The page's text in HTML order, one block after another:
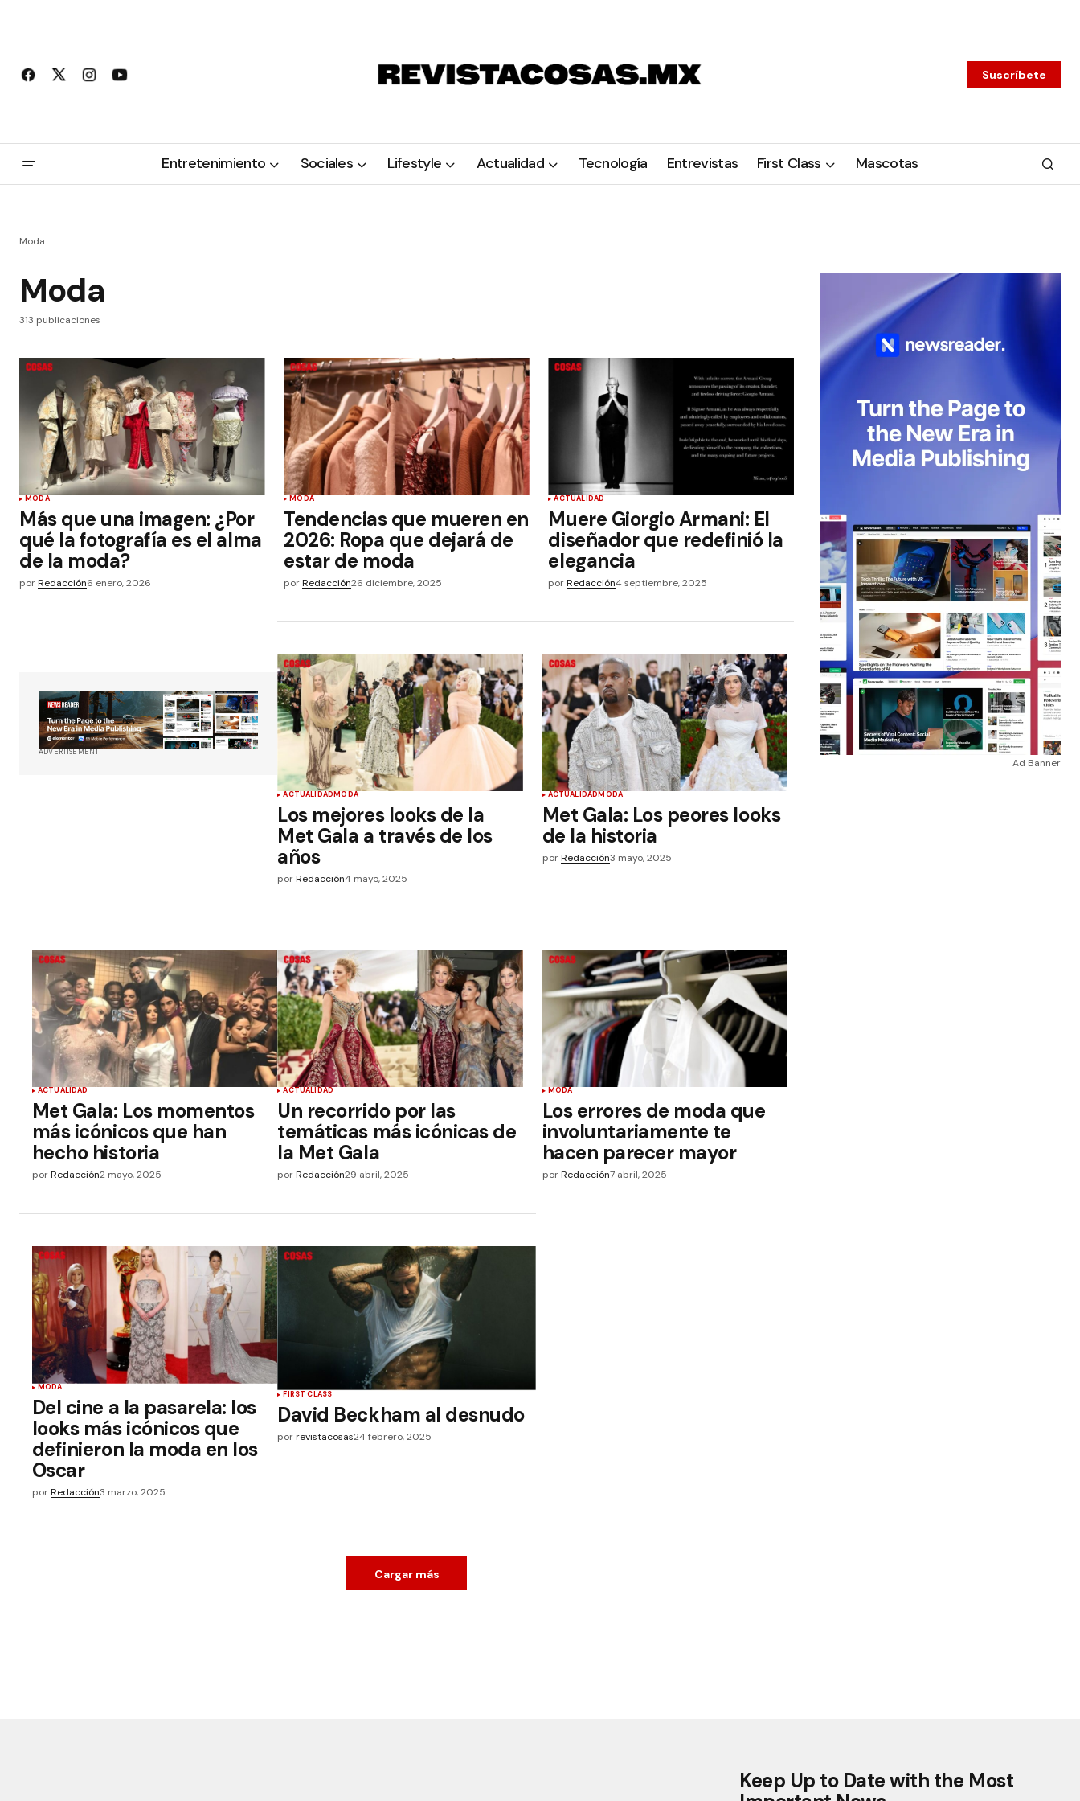
Suscríbete
Entretenimiento Sociales Lifestyle Actualidad Tecnología Entrevistas First Class Mascotas
Moda
Moda
313 publicaciones
MODA
Más que una imagen: ¿Por
qué la fotografía es el alma
de la moda?
porRedacción6 enero, 2026
MODA
Tendencias que mueren en
2026: Ropa que dejará de
estar de moda
por Redacción26 diciembre, 2025
ACTUALIDAD
Muere Giorgio Armani: El
diseñador que redefinió la
elegancia
por Redacción4 septiembre, 2025
ADVERTISEMENT
ACTUALIDAD MODA
Los mejores looks de la
Met Gala a través de los
años
por Redacción4 mayo, 2025
ACTUALIDAD MODA
Met Gala: Los peores looks
de la historia
por Redacción3 mayo, 2025
ACTUALIDAD
Met Gala: Los momentos
más icónicos que han
hecho historia
porRedacción2 mayo, 2025
ACTUALIDAD
Un recorrido por las
temáticas más icónicas de
la Met Gala
por Redacción29 abril, 2025
MODA
Los errores de moda que
involuntariamente te
hacen parecer mayor
por Redacción7 abril, 2025
MODA
Del cine a la pasarela: los
looks más icónicos que
definieron la moda en los
Oscar
porRedacción3 marzo, 2025
FIRST CLASS
David Beckham al desnudo
por revistacosas24 febrero, 2025
Cargar más
Ad Banner
Keep Up to Date with the Most